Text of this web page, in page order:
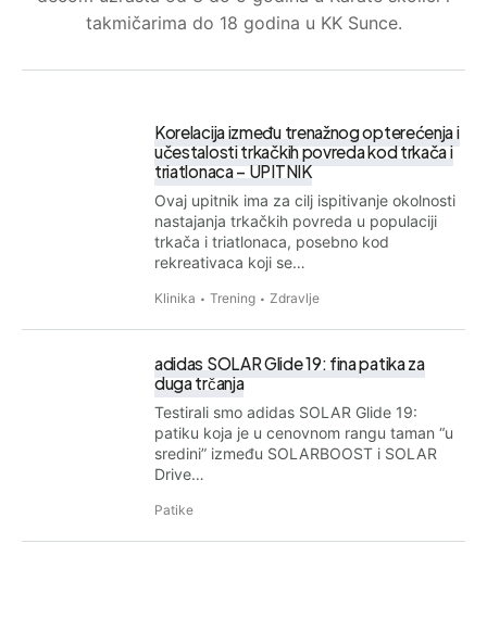
takmičarima do 18 godina u KK Sunce.
Korelacija između trenažnog opterećenja i
učestalosti trkačkih povreda kod trkača i
triatlonaca – UPITNIK
Ovaj upitnik ima za cilj ispitivanje okolnosti
nastajanja trkačkih povreda u populaciji
trkača i triatlonaca, posebno kod
rekreativaca koji se…
Klinika Trening Zdravlje
adidas SOLAR Glide 19: fina patika za
duga trčanja
Testirali smo adidas SOLAR Glide 19:
patiku koja je u cenovnom rangu taman “u
sredini” između SOLARBOOST i SOLAR
Drive…
Patike